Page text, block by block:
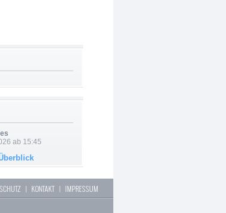
ab 15:45
| KONTAKT| IMPRESSUM